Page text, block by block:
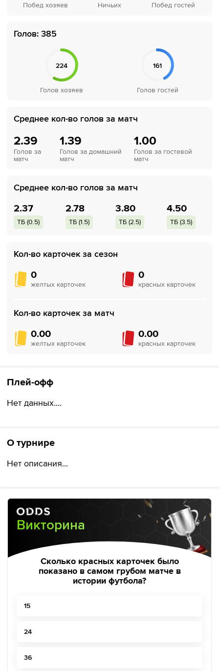
Голов: 385
Среднее кол-во голов за матч
2.39
Голов за
матч
1.39
Голов за домашний
матч
1.00
Голов за гостевой
матч
Кол-во карточек за сезон
0
желтых карточек
0
красных карточек
Кол-во карточек за матч
0.00
желтых карточек
0.00
красных карточек
Среднее кол-во голов за матч
2.37
ТБ (0.5)
2.78
ТБ (1.5)
3.80
ТБ (2.5)
4.50
ТБ (3.5)
Плей-офф
Нет данных....
О турнире
Нет описания...
Викторина
Сколько красных карточек было
показано в самом грубом матче в
истории футбола?
15
24
36